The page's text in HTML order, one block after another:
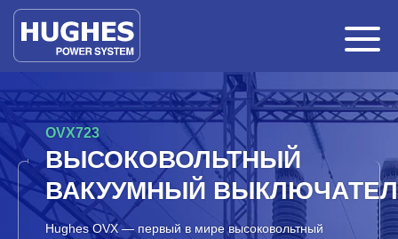
OVX723
ВЫСОКОВОЛЬТНЫЙ
ВАКУУМНЫЙ
Hughes OVX — первый в мире высоковольтный